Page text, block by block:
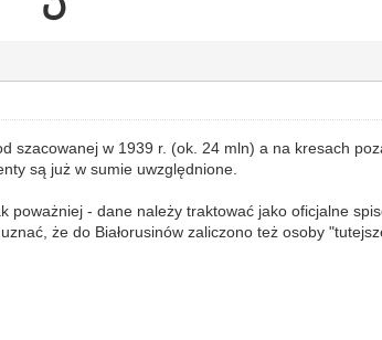
szacowanej w 1939 r. (ok. 24 mln) a na kresach
są już w sumie uwzględnione.
poważniej - dane należy traktować jako oficjalne
że do Białorusinów zaliczono też osoby